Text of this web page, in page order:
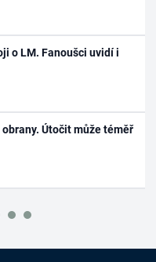
o LM. Fanoušci uvidí i
Útočit může téměř